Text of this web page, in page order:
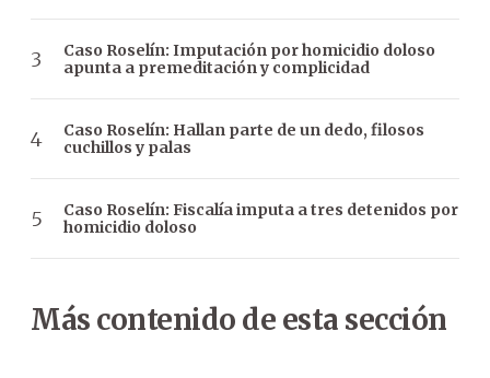
Caso Roselín: Imputación por homicidio doloso
apunta a premeditación y complicidad
Caso Roselín: Hallan parte de un dedo, filosos
cuchillos y palas
Caso Roselín: Fiscalía imputa a tres detenidos por
homicidio doloso
Más contenido de esta sección